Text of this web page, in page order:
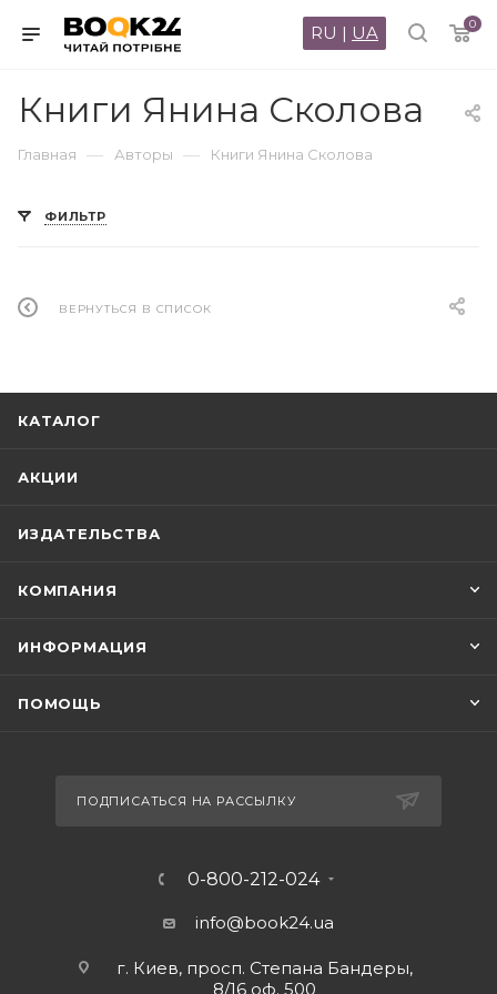
0
RU | UA
Книги Янина Сколова
Главная — Авторы — Книги Янина Сколова
ФИЛЬТР
ВЕРНУТЬСЯ В СПИСОК
КАТАЛОГ
АКЦИИ
ИЗДАТЕЛЬСТВА
КОМПАНИЯ
ИНФОРМАЦИЯ
ПОМОЩЬ
ПОДПИСАТЬСЯ НА РАССЫЛКУ
0-800-212-024
info@book24.ua
г. Киев, просп. Степана Бандеры,
8/16 оф. 500